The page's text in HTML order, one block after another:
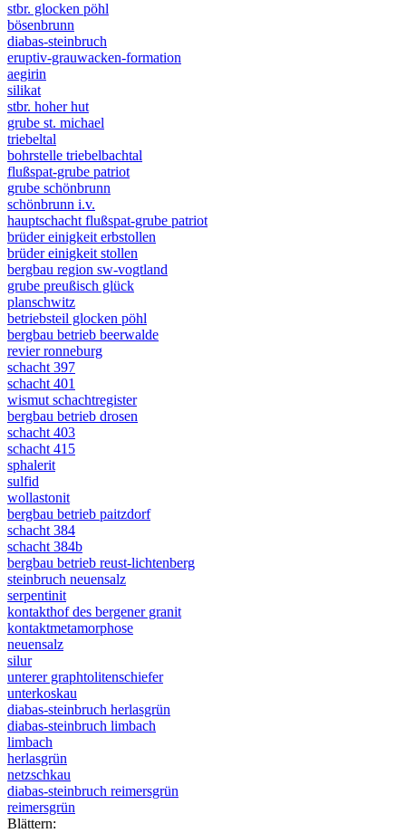
stbr. glocken pöhl
bösenbrunn
diabas-steinbruch
eruptiv-grauwacken-formation
aegirin
silikat
stbr. hoher hut
grube st. michael
triebeltal
bohrstelle triebelbachtal
flußspat-grube patriot
grube schönbrunn
schönbrunn i.v.
hauptschacht flußspat-grube patriot
brüder einigkeit erbstollen
brüder einigkeit stollen
bergbau region sw-vogtland
grube preußisch glück
planschwitz
betriebsteil glocken pöhl
bergbau betrieb beerwalde
revier ronneburg
schacht 397
schacht 401
wismut schachtregister
bergbau betrieb drosen
schacht 403
schacht 415
sphalerit
sulfid
wollastonit
bergbau betrieb paitzdorf
schacht 384
schacht 384b
bergbau betrieb reust-lichtenberg
steinbruch neuensalz
serpentinit
kontakthof des bergener granit
kontaktmetamorphose
neuensalz
silur
unterer graphtolitenschiefer
unterkoskau
diabas-steinbruch herlasgrün
diabas-steinbruch limbach
limbach
herlasgrün
netzschkau
diabas-steinbruch reimersgrün
reimersgrün
Blättern: